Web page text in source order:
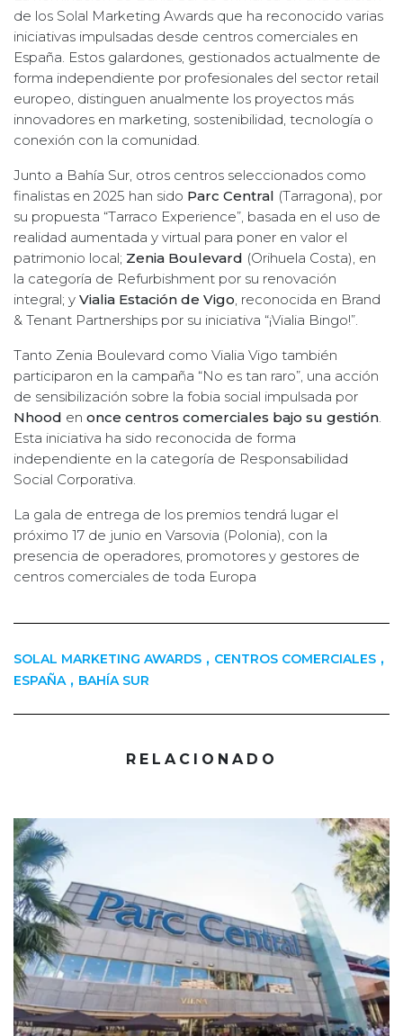
de los Solal Marketing Awards que ha reconocido varias
iniciativas impulsadas desde centros comerciales en
España. Estos galardones, gestionados actualmente de
forma independiente por profesionales del sector retail
europeo, distinguen anualmente los proyectos más
innovadores en marketing, sostenibilidad, tecnología o
conexión con la comunidad.
Junto a Bahía Sur, otros centros seleccionados como
finalistas en 2025 han sido Parc Central (Tarragona), por
su propuesta “Tarraco Experience”, basada en el uso de
realidad aumentada y virtual para poner en valor el
patrimonio local; Zenia Boulevard (Orihuela Costa), en
la categoría de Refurbishment por su renovación
integral; y Vialia Estación de Vigo, reconocida en Brand
& Tenant Partnerships por su iniciativa “¡Vialia Bingo!”.
Tanto Zenia Boulevard como Vialia Vigo también
participaron en la campaña “No es tan raro”, una acción
de sensibilización sobre la fobia social impulsada por
Nhood en once centros comerciales bajo su gestión.
Esta iniciativa ha sido reconocida de forma
independiente en la categoría de Responsabilidad
Social Corporativa.
La gala de entrega de los premios tendrá lugar el
próximo 17 de junio en Varsovia (Polonia), con la
presencia de operadores, promotores y gestores de
centros comerciales de toda Europa
SOLAL MARKETING AWARDS , CENTROS COMERCIALES ,
ESPAÑA , BAHÍA SUR
RELACIONADO